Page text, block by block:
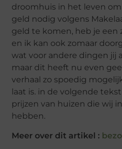
droomhuis in het leven
geld nodig volgens
geld te komen, heb je een
en ik kan ook zomaar
wat voor andere dingen jij
maar dit heeft nu even
verhaal zo spoedig
laat is. in de volgende
prijzen van huizen die wij
hebben.
Meer over dit artikel :